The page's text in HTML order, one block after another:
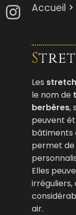
Accueil >
Les
le nom de
berbères,
peuvent
bâtiments
permet de
Elles
irréguliers,
air.